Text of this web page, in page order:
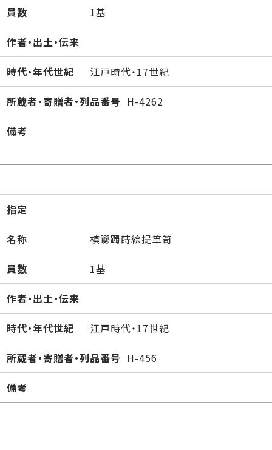
員数 1基
作者・出土・伝来
時代・年代世紀 江戸時代・17世紀
所蔵者・寄贈者・列品番号 H-4262
備考
指定
名称 槙躑躅蒔絵提箪笥
員数 1基
作者・出土・伝来
時代・年代世紀 江戸時代・17世紀
所蔵者・寄贈者・列品番号 H-456
備考